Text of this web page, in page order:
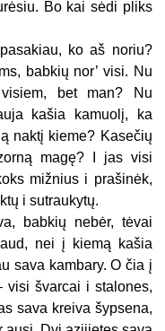
Bo kai sėdi pliks
ko aš noriu?
babkių nor’ visi. Nu
bet man? Nu
kašia kamuolį, ka
naktį kieme? Kasečių
magę? I jas visi
mižnius i prašinėk,
i sutraukytų.
babkių nebėr, tėvai
nei į kiemą kašia
sava kambary. O čia į
visi švarcai i stalones,
sava kreiva šypsena,